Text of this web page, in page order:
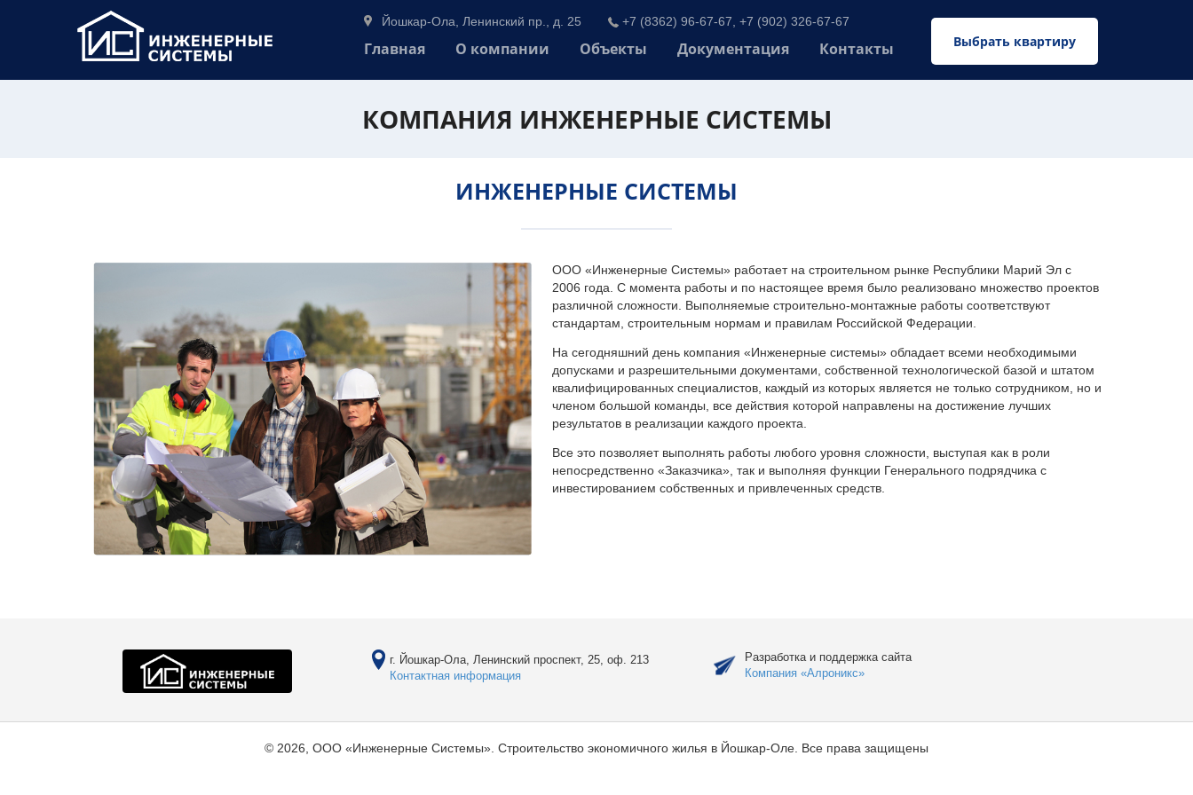
Выбрать квартиру
Йошкар-Ола, Ленинский пр., д. 25 +7 (8362) 96-67-67, +7 (902) 326-67-67
Главная О компании Объекты Документация Контакты
КОМПАНИЯ ИНЖЕНЕРНЫЕ СИСТЕМЫ
ИНЖЕНЕРНЫЕ СИСТЕМЫ
ООО «Инженерные Системы» работает на строительном рынке Республики Марий Эл с
2006 года. С момента работы и по настоящее время было реализовано множество проектов
различной сложности. Выполняемые строительно-монтажные работы соответствуют
стандартам, строительным нормам и правилам Российской Федерации.
На сегодняшний день компания «Инженерные системы» обладает всеми необходимыми
допусками и разрешительными документами, собственной технологической базой и штатом
квалифицированных специалистов, каждый из которых является не только сотрудником, но и
членом большой команды, все действия которой направлены на достижение лучших
результатов в реализации каждого проекта.
Все это позволяет выполнять работы любого уровня сложности, выступая как в роли
непосредственно «Заказчика», так и выполняя функции Генерального подрядчика с
инвестированием собственных и привлеченных средств.
г. Йошкар-Ола, Ленинский проспект, 25, оф. 213
Контактная информация
Разработка и поддержка сайта
Компания «Алроникс»
© 2026, ООО «Инженерные Системы». Строительство экономичного жилья в Йошкар-Оле. Все права защищены